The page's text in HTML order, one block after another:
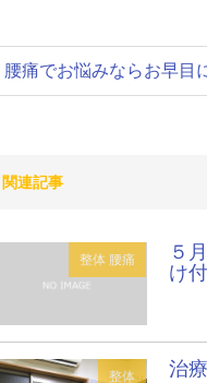
腰痛でお悩みならお早目
関連記事
整体 腰痛
５
け
整体 治